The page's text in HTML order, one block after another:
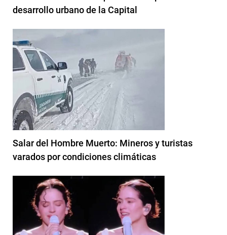
desarrollo urbano de la Capital
Salar del Hombre Muerto: Mineros y turistas
varados por condiciones climáticas